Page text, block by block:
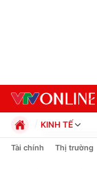
KINH TẾ
Chính trị
Tài chính Thị trường